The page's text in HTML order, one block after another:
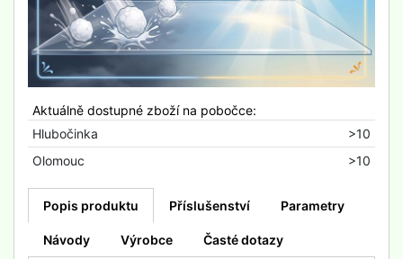
Aktuálně dostupné zboží na pobočce:
Hlubočinka
>10
Olomouc
>10
Popis produktu Příslušenství Parametry
Návody Výrobce Časté dotazy